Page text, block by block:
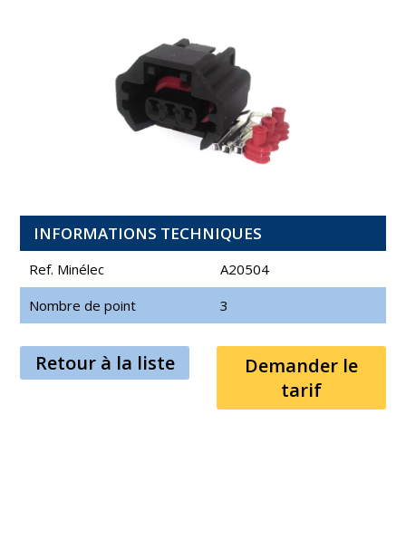
INFORMATIONS TECHNIQUES
Ref. Minélec
A20504
Nombre de point
3
Retour à la liste
Demander le
tarif